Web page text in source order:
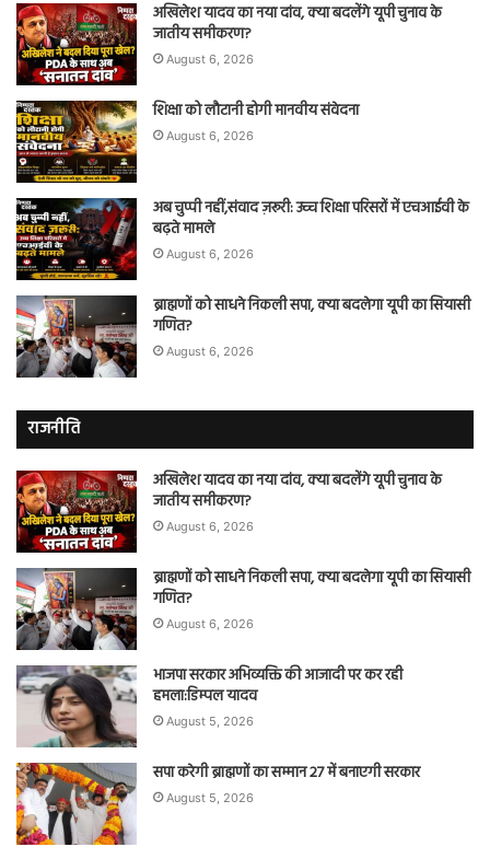
अखिलेश यादव का नया दांव, क्या बदलेंगे यूपी चुनाव के
जातीय समीकरण?
August 6, 2026
शिक्षा को लौटानी होगी मानवीय संवेदना
August 6, 2026
अब चुप्पी नहीं,संवाद ज़रूरी: उच्च शिक्षा परिसरों में एचआईवी के
बढ़ते मामले
August 6, 2026
ब्राह्मणों को साधने निकली सपा, क्या बदलेगा यूपी का सियासी
गणित?
August 6, 2026
राजनीति
अखिलेश यादव का नया दांव, क्या बदलेंगे यूपी चुनाव के
जातीय समीकरण?
August 6, 2026
ब्राह्मणों को साधने निकली सपा, क्या बदलेगा यूपी का सियासी
गणित?
August 6, 2026
भाजपा सरकार अभिव्यक्ति की आजादी पर कर रही
हमला:डिम्पल यादव
August 5, 2026
सपा करेगी ब्राह्मणों का सम्मान 27 में बनाएगी सरकार
August 5, 2026